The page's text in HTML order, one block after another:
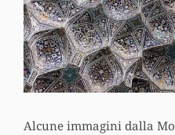
Alcune immagini dalla